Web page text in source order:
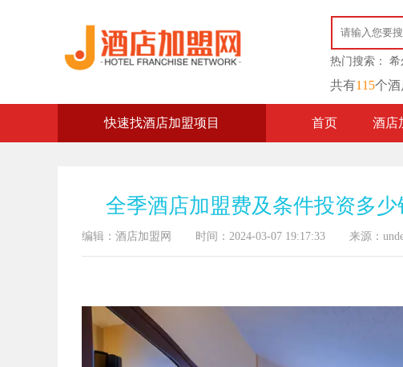
热门搜索： 希
共有115个酒
快速找酒店加盟项目 首页 酒店
全季酒店加盟费及条件投资多
编辑：酒店加盟网 时间：2024-03-07 19:17:33 来源：